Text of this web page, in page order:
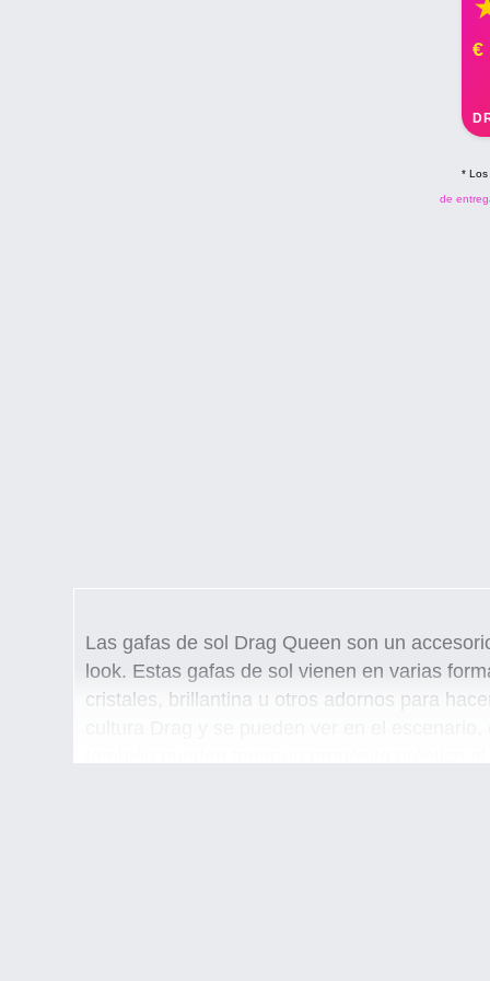
€
* Los
de
Las gafas de sol Drag Queen son un
look. Estas gafas de sol vienen en varias
cristales, brillantina u otros adornos para